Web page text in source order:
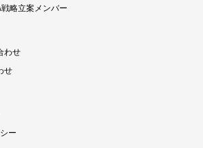
略立案メンバー
わせ
せ
ー